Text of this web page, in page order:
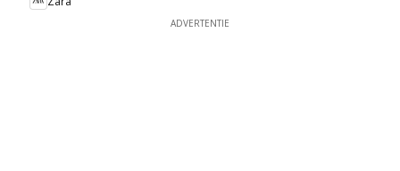
ADVERTENTIE